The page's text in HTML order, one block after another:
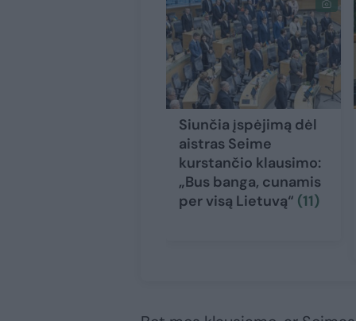
Siunčia įspėjimą dėl
aistras Seime
kurstančio klausimo:
„Bus banga, cunamis
per visą Lietuvą“ (11)